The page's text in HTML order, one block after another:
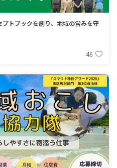
トブックを創り、地域の営みを守
46